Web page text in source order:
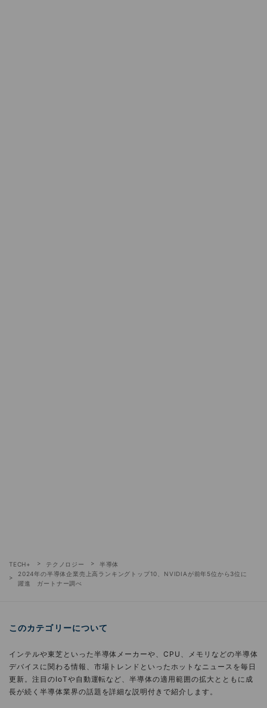
TECH+ テクノロジー
半導体
2024年の半導体企業売上高ランキングトップ10、NVIDIAが前年5位から3位に
躍進 ガートナー調べ
このカテゴリーについて
インテルや東芝といった半導体メーカーや、CPU、メモリなどの半導体
デバイスに関わる情報、市場トレンドといったホットなニュースを毎日
更新。注目のIoTや自動運転など、半導体の適用範囲の拡大とともに成
長が続く半導体業界の話題を詳細な説明付きで紹介します。